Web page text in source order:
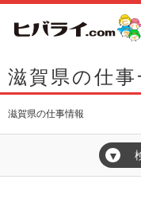
滋賀県の仕事
滋賀県の仕事情報
▼